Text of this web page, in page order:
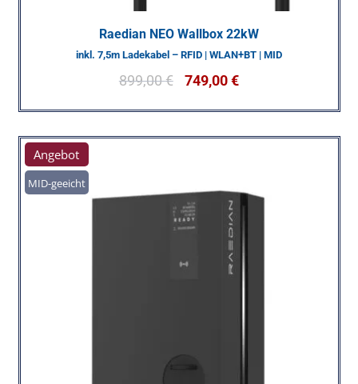
Raedian NEO Wallbox 22kW
inkl. 7,5m Ladekabel – RFID | WLAN+BT | MID
899,00€ 749,00€
Angebot
MID-geeicht